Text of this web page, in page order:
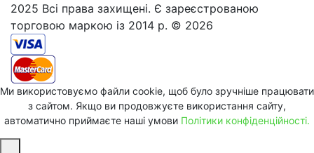
2025 Всі права захищені. Є зареєстрованою
торговою маркою із 2014 р. © 2026
Ми використовуємо файли cookie, щоб було зручніше працювати
з сайтом. Якщо ви продовжуєте використання сайту,
автоматично приймаєте наші умови Політики конфіденційності.